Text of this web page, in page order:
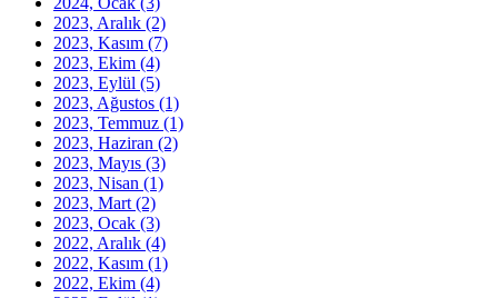
2023, Aralık (2)
2023, Kasım (7)
2023, Ekim (4)
2023, Eylül (5)
2023, Ağustos (1)
2023, Temmuz (1)
2023, Haziran (2)
2023, Mayıs (3)
2023, Nisan (1)
2023, Mart (2)
2023, Ocak (3)
2022, Aralık (4)
2022, Kasım (1)
2022, Ekim (4)